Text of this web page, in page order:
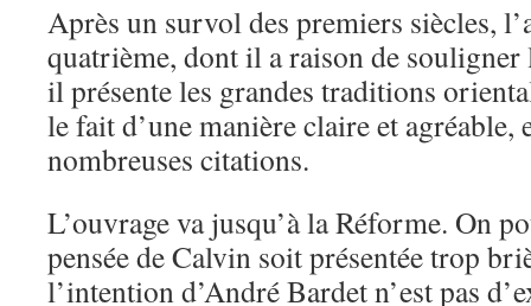
Après un survol des premiers siècles,
quatrième, dont il a raison de
il présente les grandes traditions
le fait d’une manière claire et agréable,
nombreuses citations.
L’ouvrage va jusqu’à la Réforme. On
pensée de Calvin soit présentée trop
l’intention d’André Bardet n’est pas